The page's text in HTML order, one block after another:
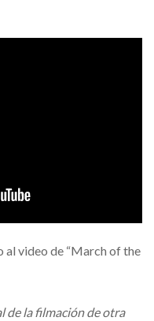
al video de “March of the
de la filmación de otra